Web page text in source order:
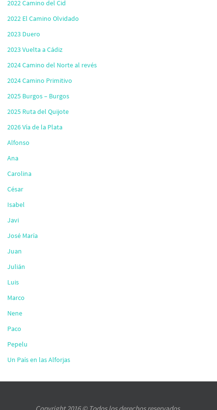
2022 Camino del Cid
2022 El Camino Olvidado
2023 Duero
2023 Vuelta a Cádiz
2024 Camino del Norte al revés
2024 Camino Primitivo
2025 Burgos – Burgos
2025 Ruta del Quijote
2026 Vía de la Plata
Alfonso
Ana
Carolina
César
Isabel
Javi
José María
Juan
Julián
Luis
Marco
Nene
Paco
Pepelu
Un País en las Alforjas